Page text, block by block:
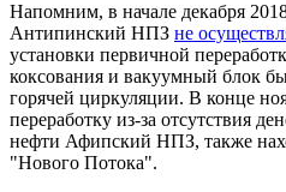
Напомним, в начале декабря
Антипинский НПЗ не
установки первичной
коксования и вакуумный блок
горячей циркуляции. В конце
переработку из-за отсутствия
нефти Афипский НПЗ, также
"Нового Потока".